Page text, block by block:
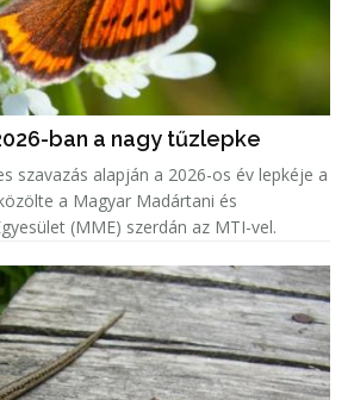
ban a nagy tűzlepke
szavazás alapján a 2026-os év lepkéje a
a Magyar Madártani és
(MME) szerdán az MTI-vel.